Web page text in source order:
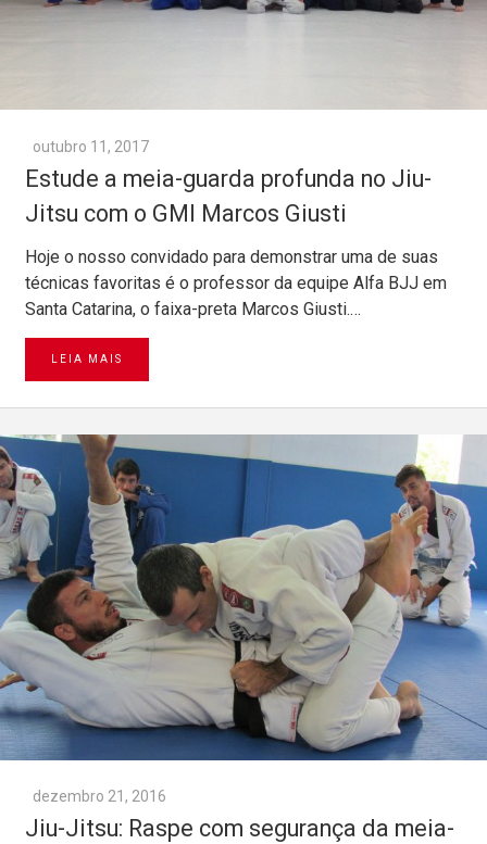
outubro 11, 2017
Estude a meia-guarda profunda no Jiu-
Jitsu com o GMI Marcos Giusti
Hoje o nosso convidado para demonstrar uma de suas
técnicas favoritas é o professor da equipe Alfa BJJ em
Santa Catarina, o faixa-preta Marcos Giusti.…
LEIA MAIS
dezembro 21, 2016
Jiu-Jitsu: Raspe com segurança da meia-